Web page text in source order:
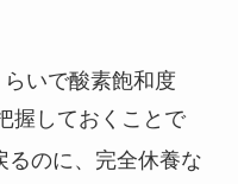
いで酸素飽和度
握しておくことで
るのに、完全休養な